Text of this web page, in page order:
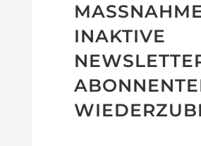
NAKTIVE N
BONNENTEN